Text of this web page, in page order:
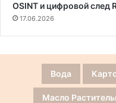
OSINT и цифровой след
17.06.2026
Вода
Масло